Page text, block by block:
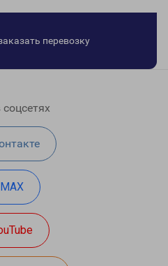
перевозку
MAX